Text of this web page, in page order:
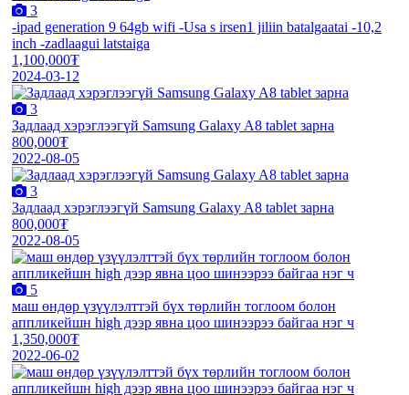
3
-ipad generation 9 64gb wifi -Usa s irsen1 jiliin batalgaatai -10,2
inch -zadlaagui latstaiga
1,100,000₮
2024-03-12
3
Задлаад хэрэглээгүй Samsung Galaxy A8 tablet зарна
800,000₮
2022-08-05
3
Задлаад хэрэглээгүй Samsung Galaxy A8 tablet зарна
800,000₮
2022-08-05
5
маш өндөр үзүүлэлттэй бүх төрлийн тоглоом болон
аппликейшн high дээр явна цоо шинээрээ байгаа нэг ч
1,350,000₮
2022-06-02